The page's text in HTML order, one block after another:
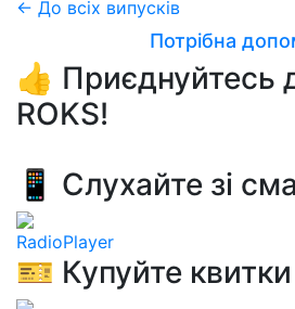
← До всіх випусків
Потрібна
👍 Приєднуйтесь
ROKS!
📱 Слухайте зі
RadioPlayer
🎫 Купуйте